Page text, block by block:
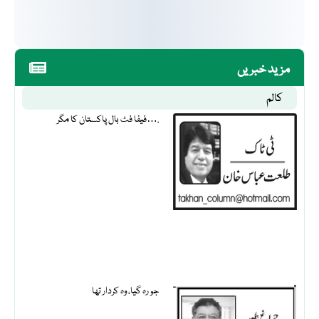
مزید خبریں
کالم
فیفا فٹ بال پاکستان کا مگر….
جو رہ گیا، وہ کردار تھا